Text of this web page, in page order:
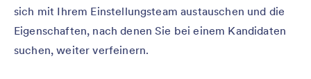
sich mit Ihrem Einstellungsteam austauschen und die
Eigenschaften, nach denen Sie bei einem Kandidaten
suchen, weiter verfeinern.